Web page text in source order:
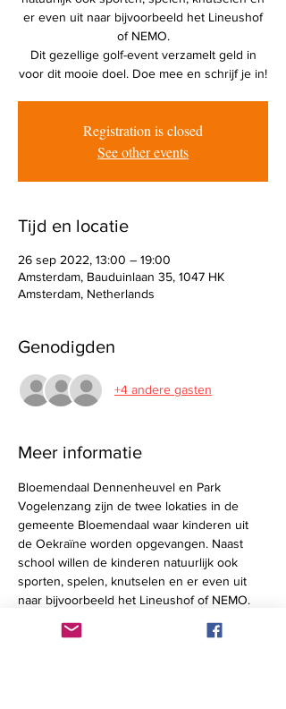
er even uit naar bijvoorbeeld het Lineushof
of NEMO.
Dit gezellige golf-event verzamelt geld in
Registration is closed
See other events
Tijd en locatie
26 sep 2022, 13:00 – 19:00
Amsterdam, Bauduinlaan 35, 1047 HK
Amsterdam, Netherlands
Genodigden
+4 andere gasten
Meer informatie
Bloemendaal Dennenheuvel en Park
Vogelenzang zijn de twee lokaties in de
gemeente Bloemendaal waar kinderen uit
de Oekraïne worden opgevangen. Naast
school willen de kinderen natuurlijk ook
sporten, spelen, knutselen en er even uit
naar bijvoorbeeld het Lineushof of NEMO.
Daarnaastzullen de leden van RCBC de